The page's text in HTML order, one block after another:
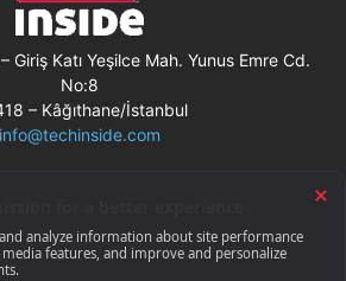
Giriş Katı Yeşilce Mah. Yunus Emre Cd.
No:8
– Kâğıthane/İstanbul
info@techinside.com
Gizlilik Bildirimi
RSS